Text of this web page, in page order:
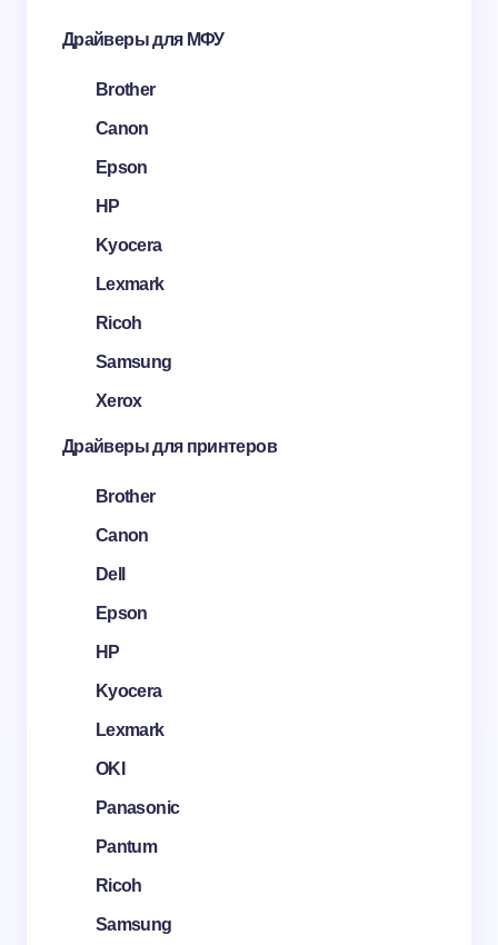
Драйверы для МФУ
Brother
Canon
Epson
HP
Kyocera
Lexmark
Ricoh
Samsung
Xerox
Драйверы для принтеров
Brother
Canon
Dell
Epson
HP
Kyocera
Lexmark
OKI
Panasonic
Pantum
Ricoh
Samsung